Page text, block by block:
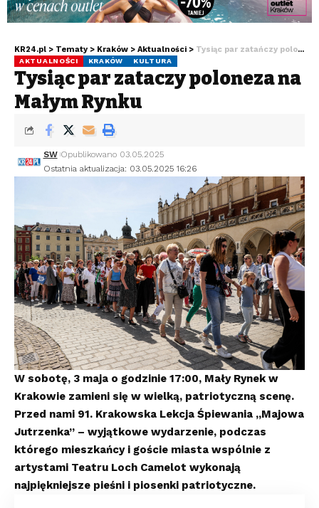
KR24.pl > Tematy > Kraków > Aktualności > Tysiąc par zatańczy poloneza na Małym Rynku
AKTUALNOŚCI KRAKÓW KULTURA
Tysiąc par zatańczy poloneza na
Małym Rynku
Ostatnia aktualizacja: 03.05.2025 16:26
SW Opublikowano 03.05.2025
W sobotę, 3 maja o godzinie 17:00, Mały Rynek w
Krakowie zamieni się w wielką, patriotyczną scenę.
Przed nami 91. Krakowska Lekcja Śpiewania „Majowa
Jutrzenka” – wyjątkowe wydarzenie, podczas
którego mieszkańcy i goście miasta wspólnie z
artystami Teatru Loch Camelot wykonają
najpiękniejsze pieśni i piosenki patriotyczne.